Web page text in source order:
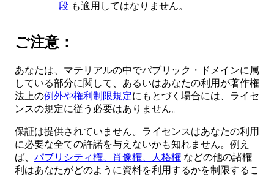
段 も適用してはなりません。
ご注意：
あなたは、マテリアルの中でパブリック・ドメインに属
している部分に関して、あるいはあなたの利用が著作権
法上の例外や権利制限規定にもとづく場合には、ライセ
ンスの規定に従う必要はありません。
保証は提供されていません。ライセンスはあなたの利用
に必要な全ての許諾を与えないかも知れません。例え
ば、 パブリシティ権、肖像権、人格権 などの他の諸権
利はあなたがどのように資料を利用するかを制限するこ